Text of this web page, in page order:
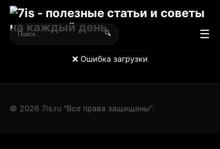
🔍 ☰
❌ Ошибка загрузки
© 2026 7is.ru "Все права защищены".